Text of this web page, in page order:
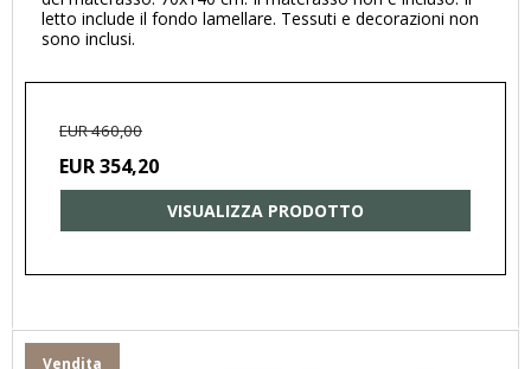
letto include il fondo lamellare. Tessuti e decorazioni non
sono inclusi.
EUR 460,00
EUR 354,20
VISUALIZZA PRODOTTO
Vendita